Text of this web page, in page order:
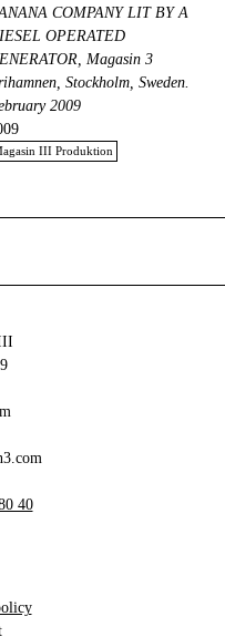
COMPANY LIT BY A
OPERATED
Magasin 3
Stockholm, Sweden.
2009
III Produktion
40